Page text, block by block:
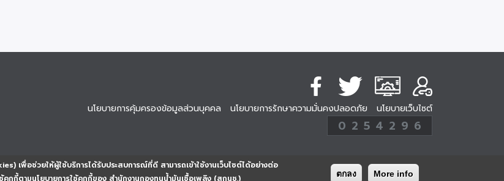
เพื่อช่วยให้ผู้ใช้บริการได้รับประสบการณ์ที่ดี สามารถเข้าใช้งานเว็บไซต์ได้อย่างต่อ
คุกกี้ตามนโยบายการใช้คุกกี้ของ สำนักงานกองทุนน้ำมันเชื้อเพลิง (สกนช.)
ตกลง More info
นโยบายการคุ้มครองข้อมูลส่วนบุคคล นโยบายการรักษาความมั่นคงปลอดภัย นโยบายเว็บไซต์
254296
ครั้ง
0 2 5 4 2 9 6